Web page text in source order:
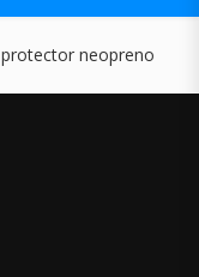
protector neopreno